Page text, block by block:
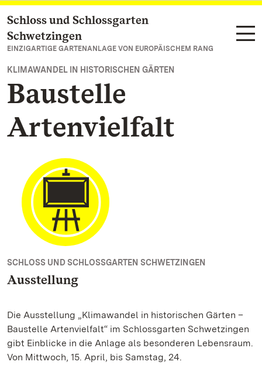
Zum Hauptinhalt springen
Schloss und Schlossgarten
Schwetzingen
EINZIGARTIGE GARTENANLAGE VON EUROPÄISCHEM RANG
KLIMAWANDEL IN HISTORISCHEN GÄRTEN
Baustelle
Artenvielfalt
SCHLOSS UND SCHLOSSGARTEN SCHWETZINGEN
Ausstellung
Die Ausstellung „Klimawandel in historischen Gärten –
Baustelle Artenvielfalt“ im Schlossgarten Schwetzingen
gibt Einblicke in die Anlage als besonderen Lebensraum.
Von Mittwoch, 15. April, bis Samstag, 24.